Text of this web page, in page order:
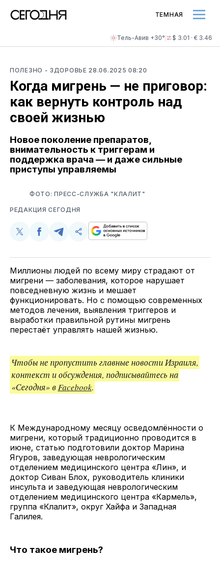
Тель-Авив +30° $ 3.01 · € 3.46
ТЕМНАЯ
ПОЛЕЗНО - ЗДОРОВЬЕ 28.06.2025 08:20
Когда мигрень — не приговор:
как вернуть контроль над
своей жизнью
Новое поколение препаратов,
внимательность к триггерам и
поддержка врача — и даже сильные
приступы управляемы
ФОТО: ПРЕСС-СЛУЖБА "КЛАЛИТ"
РЕДАКЦИЯ СЕГОДНЯ
Поделиться
Twitter
Поделиться
Facebook
Поделиться
Telegram
Скопируйте
поделитесь
ссылкой
Миллионы людей по всему миру страдают от
мигрени — заболевания, которое нарушает
повседневную жизнь и мешает
функционировать. Но с помощью современных
методов лечения, выявления триггеров и
выработки правильной рутины мигрень
перестаёт управлять нашей жизнью.
Чтобы не пропустить главные новости Израиля,
контекст и обсуждения, подписывайтесь на
«Сегодня» вFacebook.
К Международному месяцу осведомлённости о
мигрени, который традиционно проводится в
июне, статью подготовили доктор Марина
Ягуров, заведующая неврологическим
отделением медицинского центра «Лин», и
доктор Сиван Блох, руководитель клиники
инсульта и заведующая неврологическим
отделением медицинского центра «Кармель»,
группа «Клалит», округ Хайфа и Западная
Галилея.
Что такое мигрень?